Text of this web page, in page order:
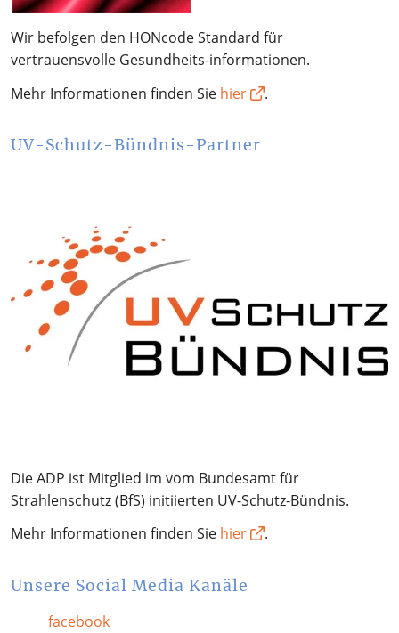
Wir befolgen den HONcode Standard für
vertrauensvolle Gesundheits-informationen.
Mehr Informationen finden Sie hier .
UV-Schutz-Bündnis-Partner
Die ADP ist Mitglied im vom Bundesamt für
Strahlenschutz (BfS) initiierten UV-Schutz-Bündnis.
Mehr Informationen finden Sie hier .
Unsere Social Media Kanäle
facebook